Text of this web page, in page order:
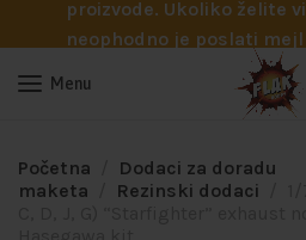
proizvode. Ukoliko želite
neophodno je poslati mejl
info@flakhobby.com sa
proizvoda. Svakako nas
potrebna pomoć oko
Menu
Početna
Dodaci za doradu
maketa
Rezinski dodaci